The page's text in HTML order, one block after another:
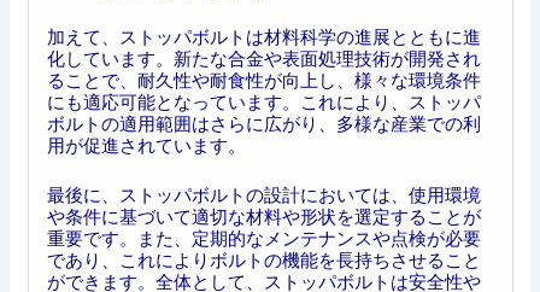
加えて、ストッパボルトは材料科学の進展とともに進
化しています。新たな合金や表面処理技術が開発され
ることで、耐久性や耐食性が向上し、様々な環境条件
にも適応可能となっています。これにより、ストッパ
ボルトの適用範囲はさらに広がり、多様な産業での利
用が促進されています。
最後に、ストッパボルトの設計においては、使用環境
や条件に基づいて適切な材料や形状を選定することが
重要です。また、定期的なメンテナンスや点検が必要
であり、これによりボルトの機能を長持ちさせること
ができます。全体として、ストッパボルトは安全性や